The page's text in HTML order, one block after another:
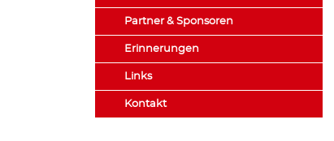
Partner & Sponsoren
Erinnerungen
Links
Kontakt